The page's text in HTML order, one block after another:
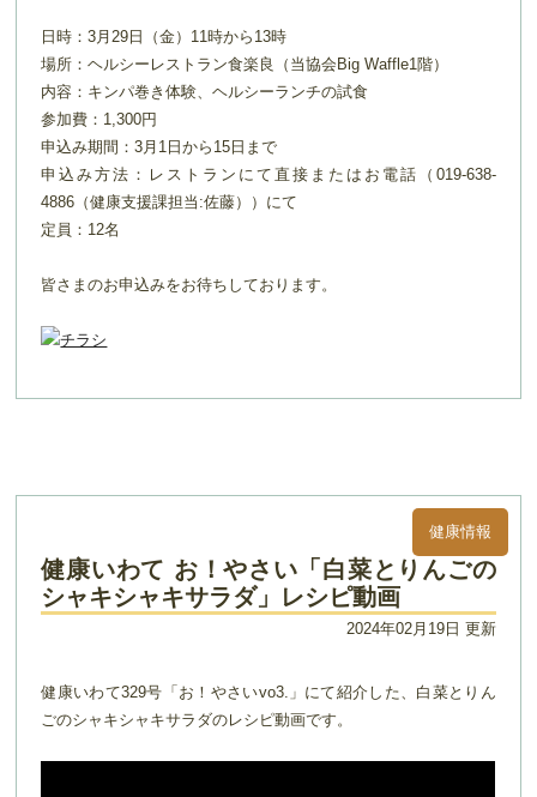
日時：3月29日（金）11時から13時
場所：ヘルシーレストラン食楽良（当協会Big Waffle1階）
内容：キンパ巻き体験、ヘルシーランチの試食
参加費：1,300円
申込み期間：3月1日から15日まで
申込み方法：レストランにて直接またはお電話（019-638-
4886（健康支援課担当:佐藤））にて
定員：12名
皆さまのお申込みをお待ちしております。
健康情報
健康いわて お！やさい「白菜とりんごの
シャキシャキサラダ」レシピ動画
2024年02月19日 更新
健康いわて329号「お！やさいvo3.」にて紹介した、白菜とりん
ごのシャキシャキサラダのレシピ動画です。